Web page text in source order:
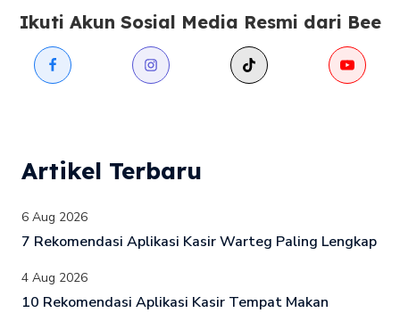
Ikuti Akun Sosial Media Resmi dari Bee
Artikel Terbaru
6 Aug 2026
7 Rekomendasi Aplikasi Kasir Warteg Paling Lengkap
4 Aug 2026
10 Rekomendasi Aplikasi Kasir Tempat Makan